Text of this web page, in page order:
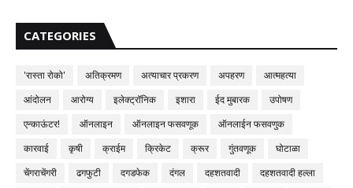
CATEGORIES
'रास्ता रोको' अतिक्रमण अत्याचार प्रकरण अपहरण
आत्महत्या
आंदोलन
आरोग्य इलेक्ट्रॉनिक इशारा ईद मुबारक
उपोषण
एन्काऊंटर!
ऑनलाइन ऑनलाइन फसवणूक
ऑनलाईन फसवणुक
कारवाई
कृषी क्राईम क्रिकेट क्रूर गुंतवणूक
घोटाळा
चेंगराचेंगरी
ढगफुटी दगडफेक दंगल दहशतवादी
दहशतवादी हल्ला